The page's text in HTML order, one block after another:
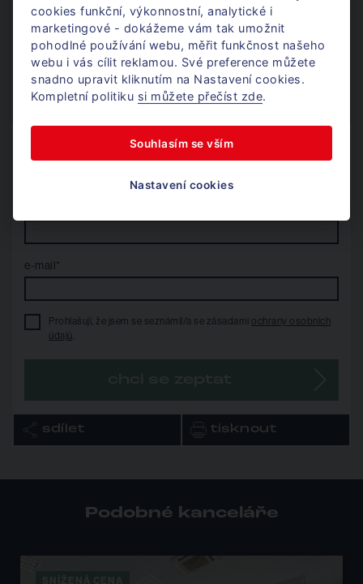
+420 724 405 300
Po - Pá / 8 - 17h
karim@donajmu.cz
Nechte mi na vás kontakt
e-mail*
Prohlašuji, že jsem se seznámil/a se zásadami ochrany osobních
údajů
sdílet tisknout
Podobné kanceláře
cookies funkční, výkonnostní, analytické i
marketingové - dokážeme vám tak umožnit
pohodlné používání webu, měřit funkčnost našeho
webu i vás cílit reklamou. Své preference můžete
snadno upravit kliknutím na Nastavení cookies.
Kompletní politiku si můžete přečíst zde.
Souhlasím se vším
Nastavení cookies